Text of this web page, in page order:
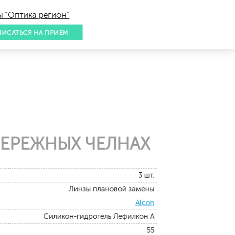
"Оптика регион"
НА ПРИЕМ
ЧЕЛНАХ
3 шт.
Линзы плановой замены
Alcon
Силикон-гидрогель Лефилкон А
55